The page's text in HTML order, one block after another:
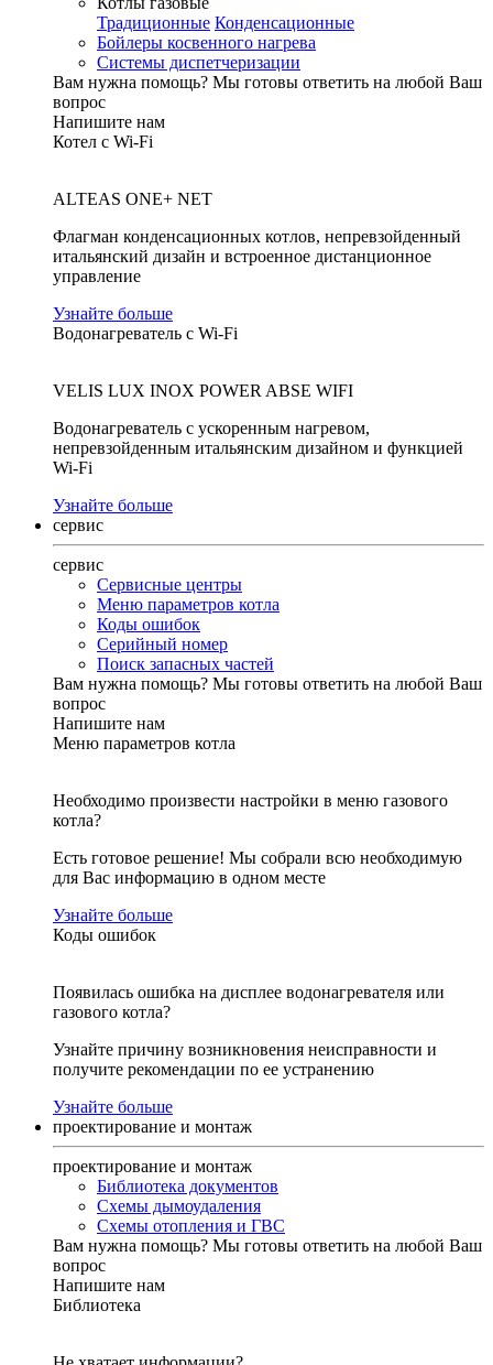
Традиционные Конденсационные
Бойлеры косвенного нагрева
Системы диспетчеризации
Вам нужна помощь? Мы готовы ответить на любой Ваш
вопрос
Напишите нам
Котел с Wi-Fi
ALTEAS ONE+ NET
Флагман конденсационных котлов, непревзойденный
итальянский дизайн и встроенное дистанционное
управление
Узнайте больше
Водонагреватель с Wi-Fi
VELIS LUX INOX POWER ABSE WIFI
Водонагреватель с ускоренным нагревом,
непревзойденным итальянским дизайном и функцией
Wi-Fi
Узнайте больше
сервис
сервис
Сервисные центры
Меню параметров котла
Коды ошибок
Серийный номер
Поиск запасных частей
Вам нужна помощь? Мы готовы ответить на любой Ваш
вопрос
Напишите нам
Меню параметров котла
Необходимо произвести настройки в меню газового
котла?
Есть готовое решение! Мы собрали всю необходимую
для Вас информацию в одном месте
Узнайте больше
Коды ошибок
Появилась ошибка на дисплее водонагревателя или
газового котла?
Узнайте причину возникновения неисправности и
получите рекомендации по ее устранению
Узнайте больше
проектирование и монтаж
проектирование и монтаж
Библиотека документов
Схемы дымоудаления
Схемы отопления и ГВС
Вам нужна помощь? Мы готовы ответить на любой Ваш
вопрос
Напишите нам
Библиотека